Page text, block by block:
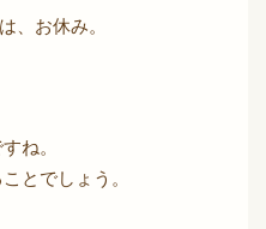
、お休み。
ね。
とでしょう。